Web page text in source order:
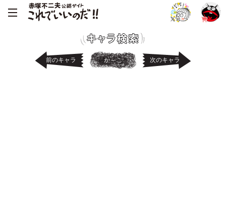
前のキャラ か～こ 次のキャラ